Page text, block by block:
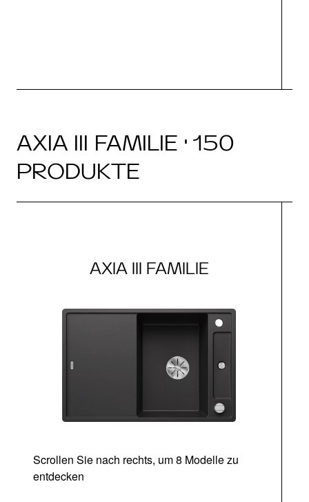
AXIA III FAMILIE · 150
PRODUKTE
AXIA III FAMILIE
Scrollen Sie nach rechts, um 8 Modelle zu
entdecken